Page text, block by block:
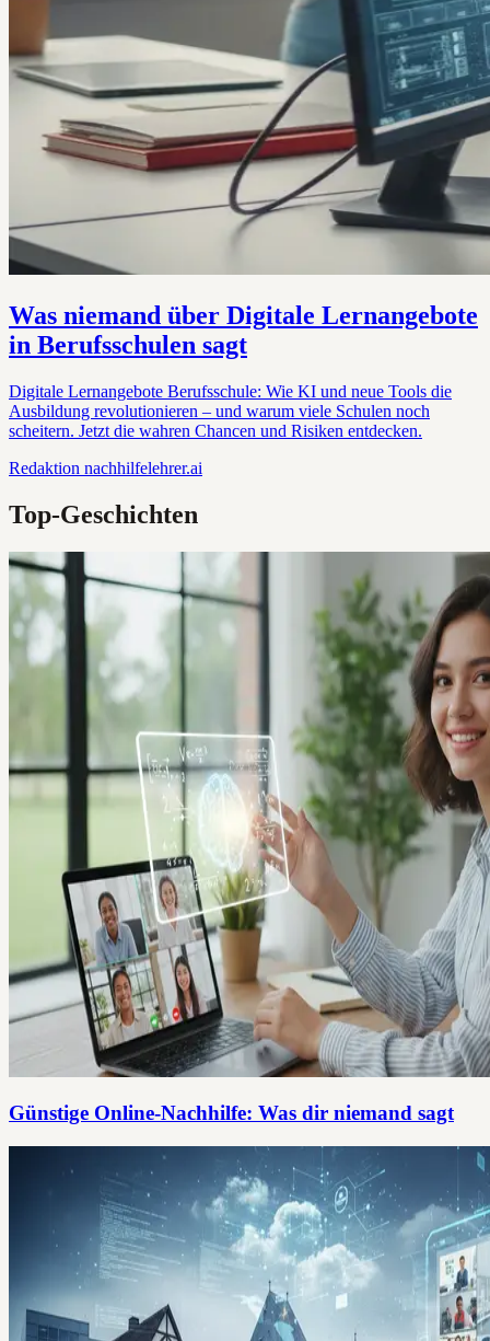
Was niemand über Digitale Lernangebote
in Berufsschulen sagt
Digitale Lernangebote Berufsschule: Wie KI und neue Tools die
Ausbildung revolutionieren – und warum viele Schulen noch
scheitern. Jetzt die wahren Chancen und Risiken entdecken.
Redaktion nachhilfelehrer.ai
Top-Geschichten
Günstige Online-Nachhilfe: Was dir niemand sagt